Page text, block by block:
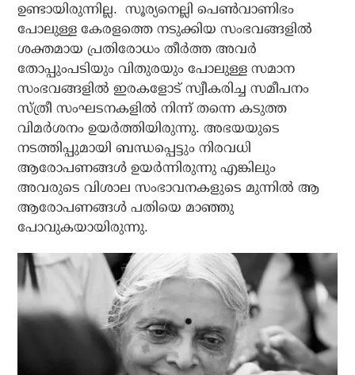
ഉണ്ടായിരുന്നില്ല. സൂര്യനെല്ലി പെണ്‍വാണിഭം
പോലുള്ള കേരളത്തെ നടുക്കിയ സംഭവങ്ങളില്‍
ശക്തമായ പ്രതിരോധം തീര്‍ത്ത അവര്‍
തോപ്പുംപടിയും വിതുരയും പോലുള്ള സമാന
സംഭവങ്ങളില്‍ ഇരകളോട് സ്വീകരിച്ച സമീപനം
സ്ത്രീ സംഘടനകളില്‍ നിന്ന് തന്നെ കടുത്ത
വിമര്‍ശനം ഉയര്‍ത്തിയിരുന്നു. അഭയയുടെ
നടത്തിപ്പുമായി ബന്ധപ്പെട്ടും നിരവധി
ആരോപണങ്ങള്‍ ഉയര്‍ന്നിരുന്നു എങ്കിലും
അവരുടെ വിശാല സംഭാവനകളുടെ മുന്നില്‍ ആ
ആരോപണങ്ങള്‍ പതിയെ മാഞ്ഞു
പോവുകയായിരുന്നു.